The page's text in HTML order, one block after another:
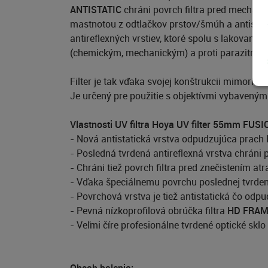
ANTISTATICchráni povrch filtra pred
mastnotou z odtlačkov prstov/šmúh a
antireflexných vrstiev, ktoré spolu s
(chemickým, mechanickým) a proti
Filter je tak vďaka svojej konštrukcii
Je určený pre použitie s objektívmi
Vlastnosti UV filtra Hoya UV filter 55mm
- Nová antistatická vrstva odpudzujúca prach
- Posledná tvrdená antireflexná vrstva chráni
- Chráni tiež povrch filtra pred znečistením
- Vďaka špeciálnemu povrchu poslednej
- Povrchová vrstva je tiež antistatická čo
- Pevná nízkoprofilová obrúčka filtra HD
- Veľmi číre profesionálne tvrdené optické sklo